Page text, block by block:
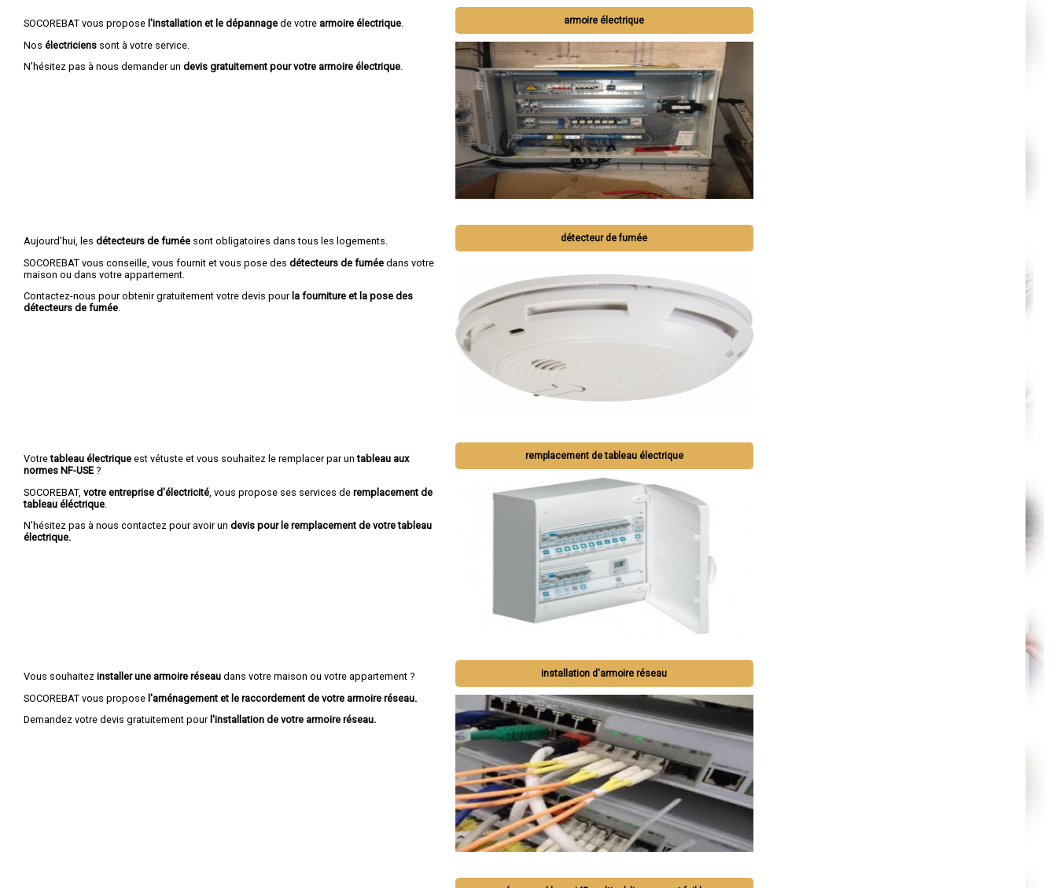
armoire électrique
SOCOREBAT vous propose l'installation et le dépannage de votre armoire électrique
Nos électriciens sont à votre service.
N'hésitez pas à nous demander un devis gratuitement pour votre armoire électrique.
détecteur de fumée
Aujourd'hui, les détecteurs de fumée sont obligatoires dans tous les logements.
SOCOREBAT vous conseille, vous fournit et vous pose des détecteurs de fumée dans votre
maison ou dans votre appartement.
Contactez-nous pour obtenir gratuitement votre devis pour la fourniture et la pose des
détecteurs de fumée.
remplacement de tableau électrique
Votretableau électrique est vétuste et vous souhaitez le remplacer par untableau aux
normes NF-USE ?
SOCOREBAT, votre entreprise d'électricité , vous propose ses services de remplacement de
tableau éléctrique
N'hésitez pas à nous contactez pour avoir un devis pour le remplacement de votre tableau
électrique.
installation d'armoire réseau
Vous souhaitez installer une armoire réseau dans votre maison ou votre appartement ?
SOCOREBAT vous propose l'aménagement et le raccordement de votre armoire réseau.
Demandez votre devis gratuitement pourl'installation de votre armoire réseau.